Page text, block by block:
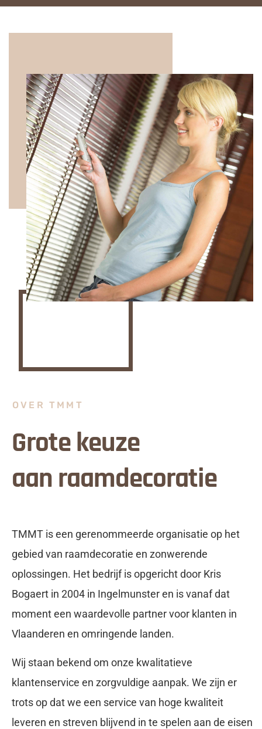
OVER TMMT
Grote keuze
aan raamdecoratie
TMMT is een gerenommeerde organisatie op het
gebied van raamdecoratie en zonwerende
oplossingen. Het bedrijf is opgericht door Kris
Bogaert in 2004 in Ingelmunster en is vanaf dat
moment een waardevolle partner voor klanten in
Vlaanderen en omringende landen.
Wij staan bekend om onze kwalitatieve
klantenservice en zorgvuldige aanpak. We zijn er
trots op dat we een service van hoge kwaliteit
leveren en streven blijvend in te spelen aan de eisen